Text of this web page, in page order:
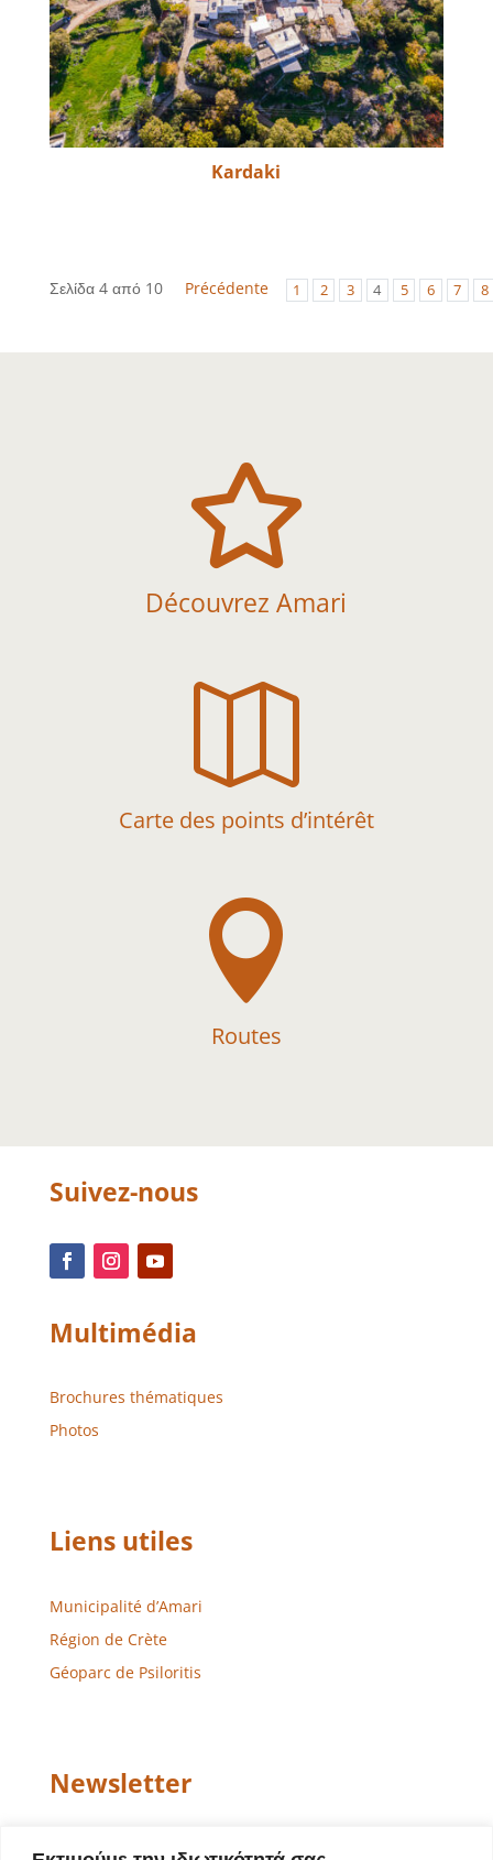
Kardaki
Σελίδα 4 από 10 Précédente 1 2 3 4 5 6 7 8

Découvrez Amari

Carte des points d’intérêt

Routes
Suivez-nous
Multimédia
Brochures thématiques
Photos
Liens utiles
Municipalité d’Amari
Région de Crète
Géoparc de Psiloritis
Newsletter